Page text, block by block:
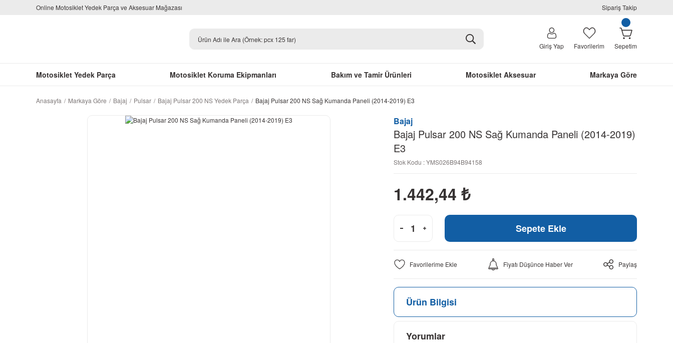
Online Motosiklet Yedek Parça ve Aksesuar Mağazası Sipariş Takip
Giriş Yap Favorilerim Sepetim
Motosiklet Yedek Parça Motosiklet Koruma Ekipmanları Bakım ve Tamir Ürünleri Motosiklet Aksesuar Markaya Göre
Anasayfa Markaya Göre Bajaj Pulsar Bajaj Pulsar 200 NS Yedek Parça Bajaj Pulsar 200 NS Sağ Kumanda Paneli (2014-2019) E3
Bajaj
Bajaj Pulsar 200 NS Sağ Kumanda Paneli (2014-2019)
E3
Stok Kodu : YMS026B94B94158
1.442,44 ₺
Sepete Ekle
Fiyatı Düşünce Haber Ver Paylaş
Ürün Bilgisi
Yorumlar